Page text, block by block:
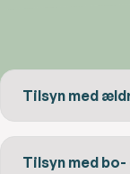
Tilsyn med
Tilsyn med